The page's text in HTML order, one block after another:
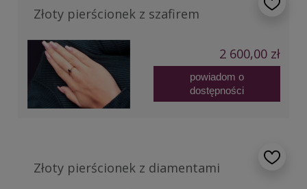
Złoty pierścionek z szafirem
2 600,00 zł
powiadom o
dostępności
Złoty pierścionek z diamentami